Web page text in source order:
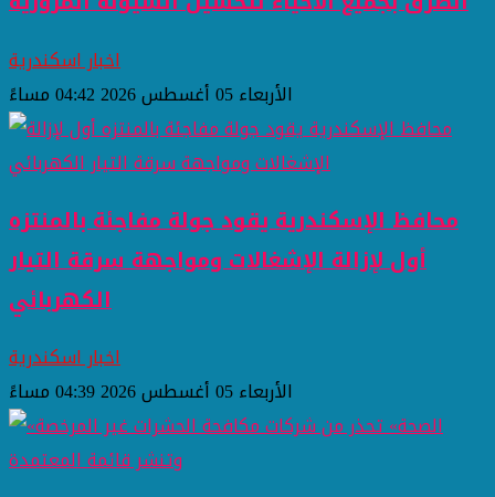
اخبار اسكندرية
الأربعاء 05 أغسطس 2026 04:42 مساءً
محافظ الإسكندرية يقود جولة مفاجئة بالمنتزه
أول لإزالة الإشغالات ومواجهة سرقة التيار
الكهربائي
اخبار اسكندرية
الأربعاء 05 أغسطس 2026 04:39 مساءً